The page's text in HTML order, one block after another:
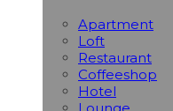
Apart­ment
Loft
Restaurant
Coffeeshop
Hotel
Lounge